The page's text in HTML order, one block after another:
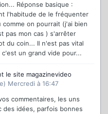
Réponse basique :
l'habitude de le fréquenter
on pourrait (j'ai bien
pas mon cas ) s'arrêter
du coin... Il n'est pas vital
c'est un grand vide pour...
le site magazinevideo
Mercredi à 16:47
commentaires, les uns
des idées, parfois bonnes